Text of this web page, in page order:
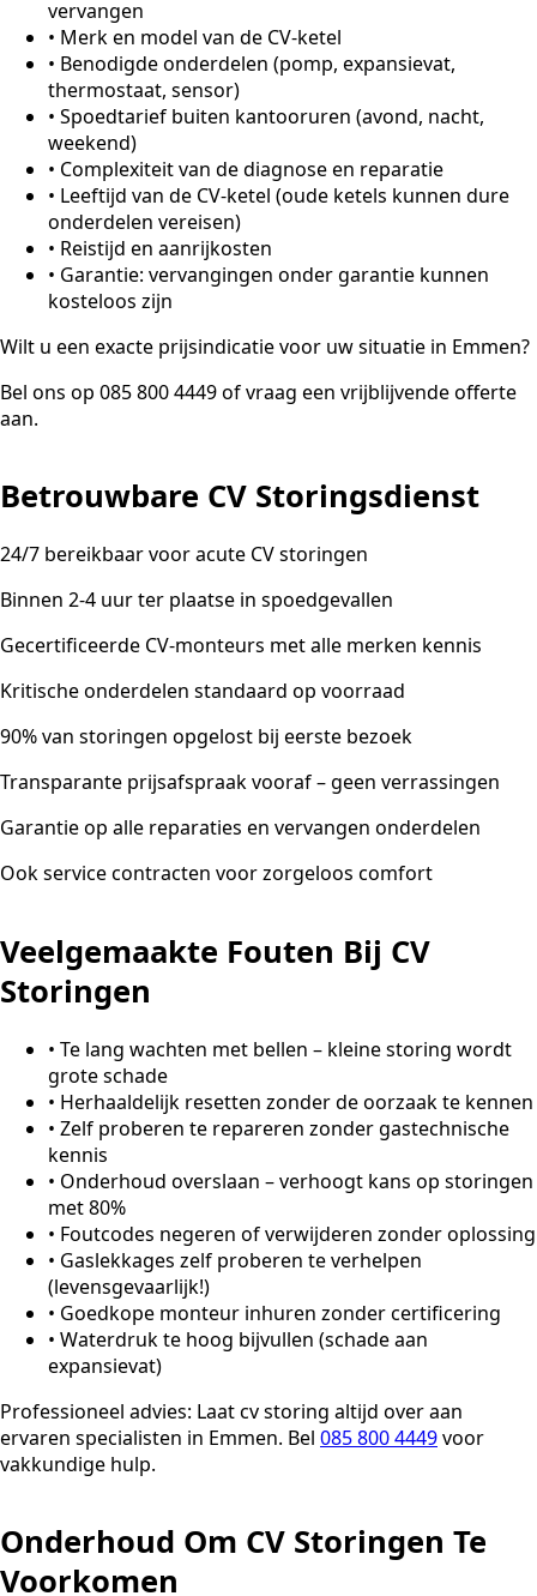
vervangen
• Merk en model van de CV-ketel
• Benodigde onderdelen (pomp, expansievat,
thermostaat, sensor)
• Spoedtarief buiten kantooruren (avond, nacht,
weekend)
• Complexiteit van de diagnose en reparatie
• Leeftijd van de CV-ketel (oude ketels kunnen dure
onderdelen vereisen)
• Reistijd en aanrijkosten
• Garantie: vervangingen onder garantie kunnen
kosteloos zijn
Wilt u een exacte prijsindicatie voor uw situatie in Emmen?
Bel ons op 085 800 4449 of vraag een vrijblijvende offerte
aan.
Betrouwbare CV Storingsdienst
24/7 bereikbaar voor acute CV storingen
Binnen 2-4 uur ter plaatse in spoedgevallen
Gecertificeerde CV-monteurs met alle merken kennis
Kritische onderdelen standaard op voorraad
90% van storingen opgelost bij eerste bezoek
Transparante prijsafspraak vooraf – geen verrassingen
Garantie op alle reparaties en vervangen onderdelen
Ook service contracten voor zorgeloos comfort
Veelgemaakte Fouten Bij CV
Storingen
• Te lang wachten met bellen – kleine storing wordt
grote schade
• Herhaaldelijk resetten zonder de oorzaak te kennen
• Zelf proberen te repareren zonder gastechnische
kennis
• Onderhoud overslaan – verhoogt kans op storingen
met 80%
• Foutcodes negeren of verwijderen zonder oplossing
• Gaslekkages zelf proberen te verhelpen
(levensgevaarlijk!)
• Goedkope monteur inhuren zonder certificering
• Waterdruk te hoog bijvullen (schade aan
expansievat)
Professioneel advies: Laat cv storing altijd over aan
ervaren specialisten in Emmen. Bel 085 800 4449voor
vakkundige hulp.
Onderhoud Om CV Storingen Te
Voorkomen